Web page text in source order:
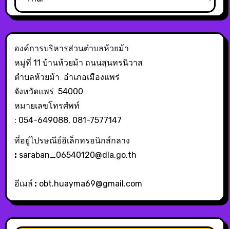
องค์การบริหารส่วนตำบลห้วยม้า
หมู่ที่ 11 บ้านห้วยม้า ถนนสุนทรนิวาส
ตำบลห้วยม้า อำเภอเมืองแพร่
จังหวัดแพร่ 54000
หมายเลขโทรศํพท์
: 054-649088, 081-7577147
ที่อยู่ไปรษณีย์อิเล็กทรอนิกส์กลาง
: saraban_06540120@dla.go.th
อีเมล์ : obt.huayma69@gmail.com